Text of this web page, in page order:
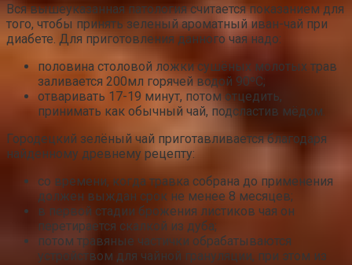
Вся вышеуказанная патология считается показанием для
того, чтобы принять зеленый ароматный иван-чай при
диабете. Для приготовления данного чая надо:
половина столовой ложки сушёных молотых трав
заливается 200мл горячей водой 90ºС;
отваривать 17-19 минут, потом отцедить,
принимать как обычный чай, подсластив мёдом.
Городецкий зелёный чай приготавливается благодаря
найденному древнему рецепту:
со времени, когда травка собрана до применения
должен выждан срок не менее 8 месяцев;
в первой стадии брожения листиков чая он
перетирается скалкой из дуба;
потом травяные частички обрабатываются
устройством для чайной грануляции, при этом из